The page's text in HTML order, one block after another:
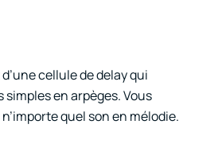
d’une cellule de delay qui
en arpèges. Vous
quel son en mélodie.